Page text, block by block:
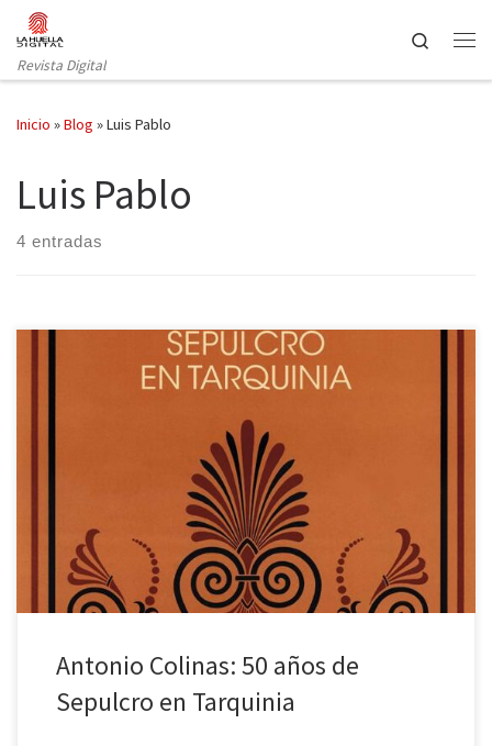
Saltar al contenido
Revista Digital
Search
Inicio »Blog »Luis Pablo
Luis Pablo
4 entradas
Antonio Colinas (La Bañeza, 1946-) publicó Sepulcro en Tarquinia
en 1975 (Diputación Provincial de León, colección de poesía de la
Institución «Fray Bernardino de Sahagún», CSIC). Su éxito fue
inmediato: recibió numerosas reseñas en periódicos de tirada
nacional, le fue otorgado el Premio Nacional de la Crítica y se
reeditó […]
Antonio Colinas: 50 años de
Sepulcro en Tarquinia